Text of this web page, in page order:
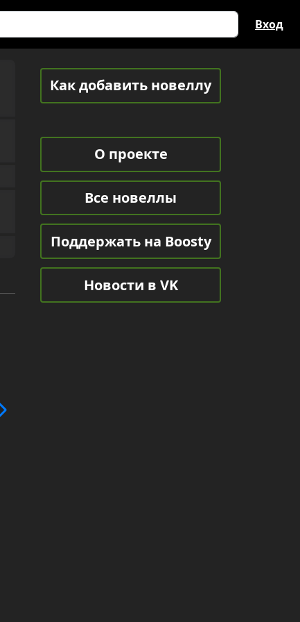
Вход
Как добавить новеллу
О проекте
Все новеллы
Поддержать на Boosty
Новости в VK